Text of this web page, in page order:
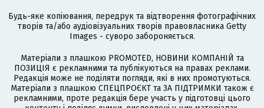
Будь-яке копіювання, передрук та відтворення фотографічних
творів та/або аудіовізуальних творів правовласника Getty
Images - суворо забороняється.
Матеріали з плашкою PROMOTED, НОВИНИ КОМПАНІЙ та
ПОЗИЦІЯ є рекламними та публікуються на правах реклами.
Редакція може не поділяти погляди, які в них промотуються.
Матеріали з плашкою СПЕЦПРОЄКТ та ЗА ПІДТРИМКИ також є
рекламними, проте редакція бере участь у підготовці цього